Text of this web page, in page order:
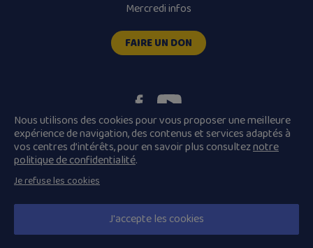
Mercredi infos
FAIRE UN DON
Plan du site
Mentions légales
Conditions Générales de Vente
© 2026 Diocèse de Quimper et Léon, Tous droits réservés.
Nous utilisons des cookies pour vous proposer une meilleure
expérience de navigation, des contenus et services adaptés à
vos centres d’intérêts, pour en savoir plus consulteznotre
politique de confidentialité.
Je refuse les cookies
J'accepte les cookies